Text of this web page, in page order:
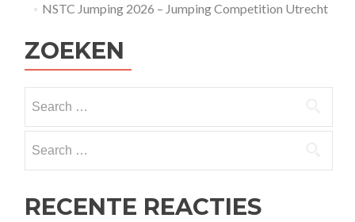
NSTC Jumping 2026 – Jumping Competition Utrecht
ZOEKEN
for:
for:
RECENTE REACTIES